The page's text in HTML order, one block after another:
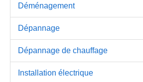
Déménagement
Dépannage
Dépannage de chauffage
Installation électrique